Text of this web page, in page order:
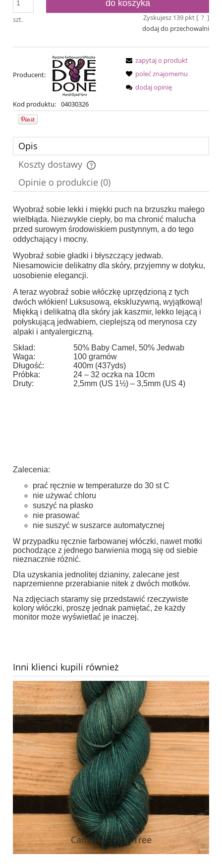
szt.
do koszyka
Zyskujesz 139pkt [ ? ]
dodaj do przechowalni
Producent:
Kod produktu: 04030326
zapytaj o produkt
poleć znajomemu
dodaj opinię
Opis
Koszty dostawy
Cena nie zawiera ewentualnych kosztów płatności
Opinie o produkcie (0)
Wyobraź sobie lekki i miękki puch na brzuszku małego
wielbłąda. Niezwykle ciepły, bo ma chronić malucha
przed surowym środowiskiem pustynnym, a do tego
oddychający i mocny.
Wyobraź sobie gładki i błyszczący jedwab.
Niesamowicie delikatny dla skóry, przyjemny w dotyku,
uosobienie elegancji.
A teraz wyobraź sobie włóczkę uprzędzioną z tych
dwóch włókien! Luksusową, ekskluzywną, wyjątkową!
Miękką i delikatną dla skóry jak kaszmir, lekko lejącą i
połyskującą jedwabiem, cieplejszą od merynosa czy
alpaki i antyalergiczną.
Skład:
50% Baby Camel, 50% Jedwab
Waga:
100 gramów
Długość:
400m (437yds)
Próbka:
24 – 32 oczka na 10cm
Druty:
2,5mm (US 1½) – 3,5mm (US 4)
Zalecenia:
prać ręcznie w temperaturze do 30 st C
nie używać chloru
suszyć na płasko
nie prasować
nie suszyć w suszarce automatycznej
W przypadku ręcznie farbowanej włóczki, nawet motki
pochodzące z jednego barwienia mogą się od siebie
nieznacznie różnić.
Dla uzyskania jednolitej dzianiny, zalecane jest
naprzemienne przerabianie nitek z dwóch motków.
Na zdjęciach staramy się przedstawić rzeczywiste
kolory włóczki, proszę jednak pamiętać, że każdy
monitor może wyświetlać je inaczej.
Inni klienci kupili również
Camelia - Pine Tree